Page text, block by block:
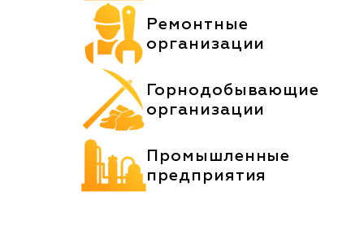
Ремонтные
организации
Горнодобывающие
организации
Промышленные
предприятия